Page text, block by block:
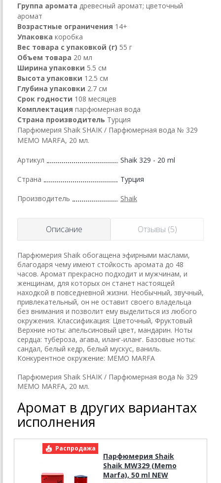
Группа аромата древесный аромат; цветочный
аромат
Возрастные ограничения 14+
Упаковка коробка
Вес товара с упаковкой (г) 55 г
Объем товара 20 мл
Ширина упаковки 5.5 см
Высота упаковки 12.5 см
Глубина упаковки 2.7 см
Срок годности 108 месяцев
Комплектация парфюмерная вода
Страна производитель Турция
Парфюмерия Shaik SHAIK / Парфюмерная вода № 329
MEMO MARFA, 20 мл.
Артикул Shaik 329 - 20 ml
Страна Турция
Производитель Shaik
Описание Отзывы (5)
Парфюмерия Shaik обогащена эфирными маслами,
благодаря чему имеют стойкость аромата до 48
часов. Аромат прекрасно подходит и мужчинам, и
женщинам, для которых он станет настоящей
находкой в повседневной жизни. Необычный, звучный,
привлекательный, он не оставит своего владельца
без внимания и позволит ему выделиться из любого
окружения. Классификация: Цветочный, Фруктовый
Верхние ноты: апельсиновый цвет, мандарин. Ноты
сердца: тубероза, агава, иланг-иланг. Базовые ноты:
сандал, белый кедр, белый мускус, ваниль.
Конкурентное окружение: MEMO MARFA
Парфюмерия Shaik SHAIK / Парфюмерная вода № 329
MEMO MARFA, 20 мл.
Аромат в других вариантах
исполнения
Распродажа
Парфюмерия Shaik
Shaik MW329 (Memo
Marfa), 50 ml NEW